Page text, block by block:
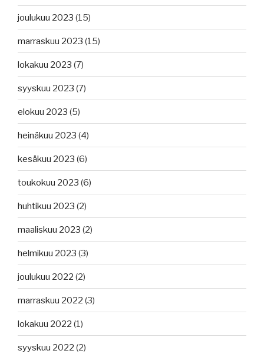
joulukuu 2023 (15)
marraskuu 2023 (15)
lokakuu 2023 (7)
syyskuu 2023 (7)
elokuu 2023 (5)
heinäkuu 2023 (4)
kesäkuu 2023 (6)
toukokuu 2023 (6)
huhtikuu 2023 (2)
maaliskuu 2023 (2)
helmikuu 2023 (3)
joulukuu 2022 (2)
marraskuu 2022 (3)
lokakuu 2022 (1)
syyskuu 2022 (2)